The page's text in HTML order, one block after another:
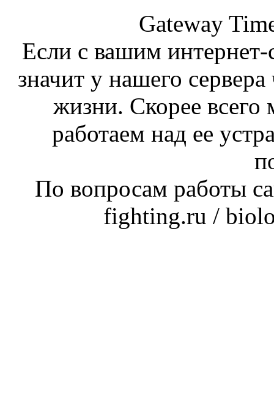
Gateway
Если с вашим интернет-
значит у нашего
жизни. Скорее
работаем над ее
По вопросам работы
fighting.ru /